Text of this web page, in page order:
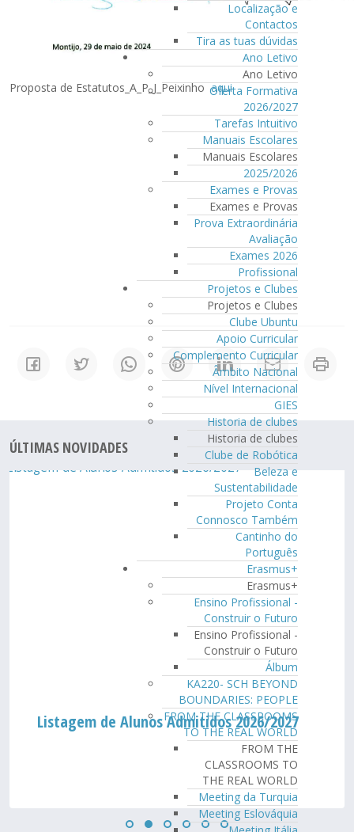
Localização e
Contactos
Tira as tuas dúvidas
Ano Letivo
Ano Letivo
Oferta Formativa
2026/2027
Tarefas Intuitivo
Manuais Escolares
Manuais Escolares
2025/2026
Exames e Provas
Exames e Provas
Prova Extraordinária
Avaliação
Exames 2026
Profissional
Projetos e Clubes
Projetos e Clubes
Clube Ubuntu
Apoio Curricular
Complemento Curricular
Âmbito Nacional
Nível Internacional
GIES
Historia de clubes
Historia de clubes
Clube de Robótica
Beleza e
Sustentabilidade
Projeto Conta
Connosco Também
Cantinho do
Português
Erasmus+
Erasmus+
Ensino Profissional -
Construir o Futuro
Ensino Profissional -
Construir o Futuro
Álbum
KA220- SCH BEYOND
BOUNDARIES: PEOPLE
FROM THE CLASSROOMS
TO THE REAL WORLD
FROM THE
CLASSROOMS TO
THE REAL WORLD
Meeting da Turquia
Meeting Eslováquia
Proposta de Estatutos_A_P_J_Peixinhoaqui
ÚLTIMAS NOVIDADES
Listagem de Alunos Admitidos 2026/2027